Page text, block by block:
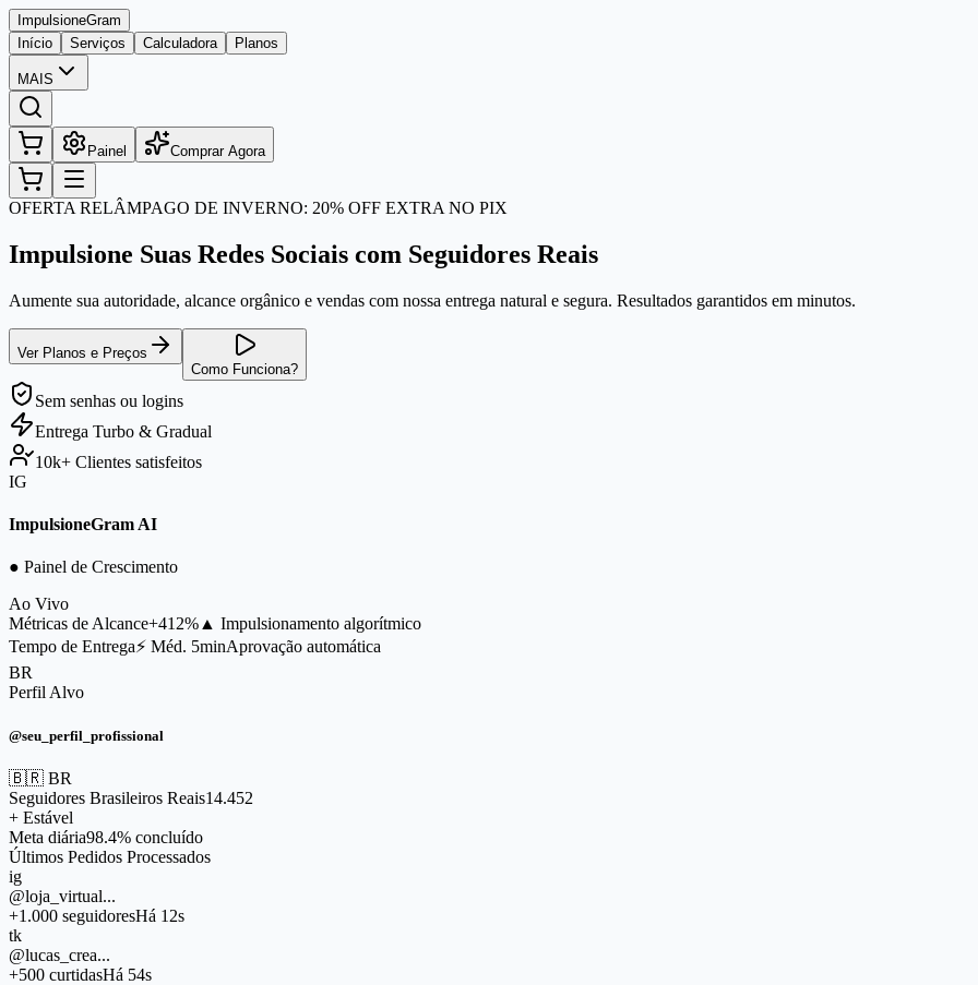
ImpulsioneGram
Início
Serviços Calculadora Planos
MAIS
Painel Comprar Agora
OFERTA RELÂMPAGO DE INVERNO: 20% OFF EXTRA NO PIX
Impulsione Suas Redes Sociais com Seguidores Reais
Aumente sua autoridade, alcance orgânico e vendas com nossa entrega natural e segura. Resultados garantidos em minutos.
Ver Planos e Preços
Como Funciona?
Sem senhas ou logins
Entrega Turbo & Gradual
10k+ Clientes satisfeitos
IG
ImpulsioneGram AI
● Painel de Crescimento
Ao Vivo
Métricas de Alcance+412% ▲ Impulsionamento algorítmico
Tempo de Entrega⚡ Méd. 5minAprovação automática
BR
Perfil Alvo
@seu_perfil_profissional
🇧🇷 BR
Seguidores Brasileiros Reais14.452
+ Estável
Meta diária98.4% concluído
Últimos Pedidos Processados
ig
@loja_virtual...
+1.000 seguidoresHá 12s
tk
@lucas_crea...
+500 curtidasHá 54s